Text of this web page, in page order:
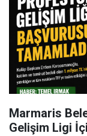
Marmaris
Gelişim Ligi